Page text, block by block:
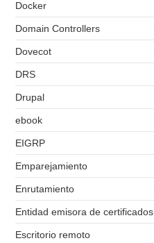
Docker
Domain Controllers
Dovecot
DRS
Drupal
ebook
EIGRP
Emparejamiento
Enrutamiento
Entidad emisora de certificados
Escritorio remoto